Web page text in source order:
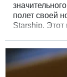
полет своей
Starship. Этот